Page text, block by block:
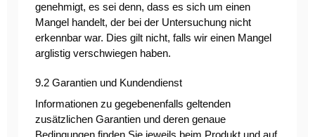
genehmigt, es sei denn, dass es sich um einen
Mangel handelt, der bei der Untersuchung nicht
erkennbar war. Dies gilt nicht, falls wir einen Mangel
arglistig verschwiegen haben.
9.2 Garantien und Kundendienst
Informationen zu gegebenenfalls geltenden
zusätzlichen Garantien und deren genaue